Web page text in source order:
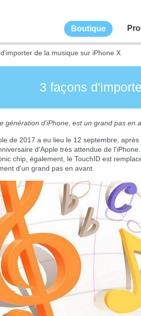
Boutique
de la musique sur iPhone X
3 façons
génération d'iPhone, est un grand pas
de 2017 a eu lieu le 12 septembre,
d'Apple très attendue de
chip, également, le TouchID est
d'un grand pas en avant.